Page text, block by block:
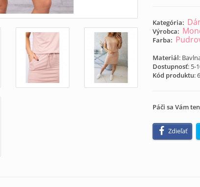
Kategória:
Výrobca:
Farba:
Materiál:
Dostupnosť: 5-
Kód produktu:
Páči sa Vám
Zdieľať